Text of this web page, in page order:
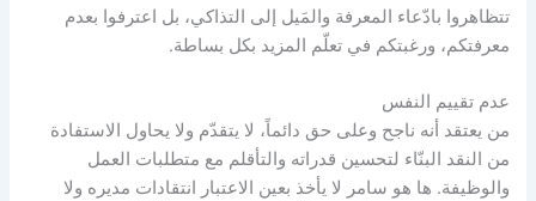
تتظاهروا بادّعاء المعرفة والمَيل إلى التذاكي، بل اعترفوا بعدم
معرفتكم، ورغبتكم في تعلّم المزيد بكل بساطة.
عدم تقييم النفس
من يعتقد أنه ناجح وعلى حق دائماً، لا يتقدّم ولا يحاول الاستفادة
من النقد البنّاء لتحسين قدراته والتأقلم مع متطلبات العمل
والوظيفة. ها هو سامر لا يأخذ بعين الاعتبار انتقادات مديره ولا